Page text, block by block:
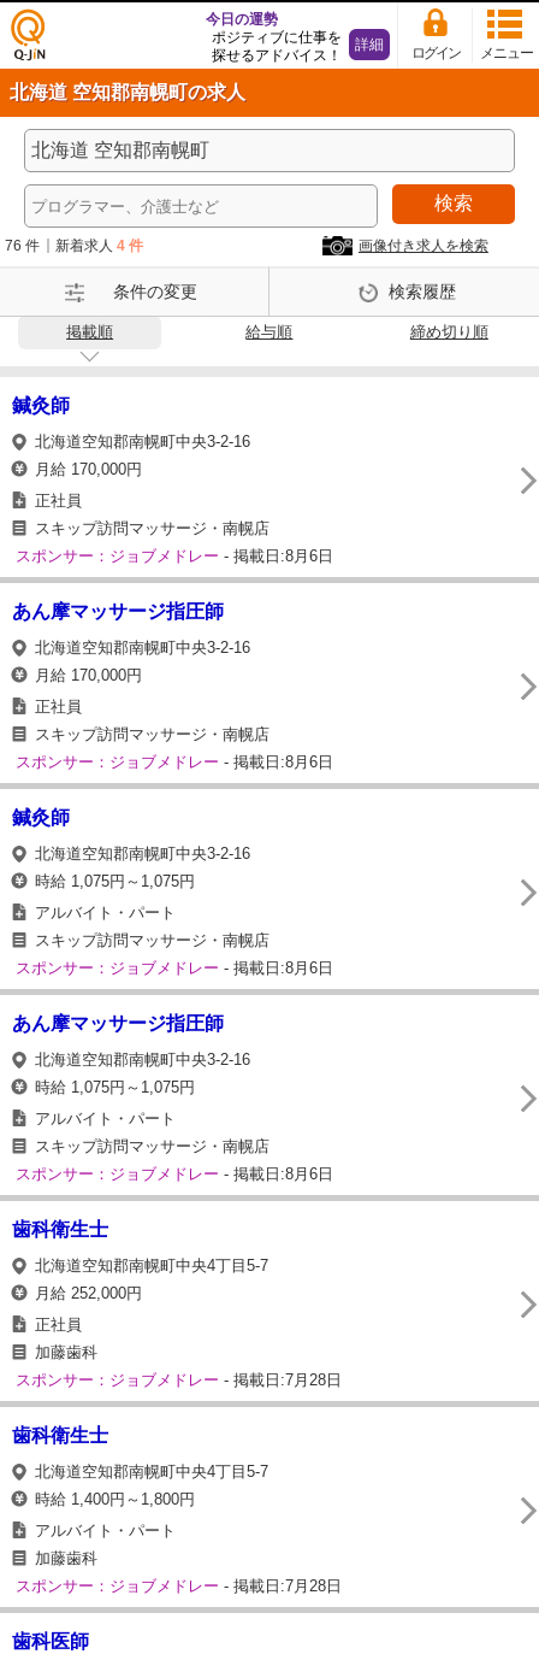
仕事
探し
の求
人サ
イト
Q-Ji
メニュー
ログイン
今日の運勢
ポジティブに仕事を
探せるアドバイス！
詳細
北海道 空知郡南幌町の求人
検索
76 件 新着求人 4 件 画像付き求人を検索
条件の変更 検索履歴
掲載順 給与順 締め切り順
鍼灸師
北海道空知郡南幌町中央3-2-16
月給 170,000円
正社員
スキップ訪問マッサージ・南幌店
スポンサー：ジョブメドレー - 掲載日:8月6日
あん摩マッサージ指圧師
北海道空知郡南幌町中央3-2-16
月給 170,000円
正社員
スキップ訪問マッサージ・南幌店
スポンサー：ジョブメドレー - 掲載日:8月6日
鍼灸師
北海道空知郡南幌町中央3-2-16
時給 1,075円～1,075円
アルバイト・パート
スキップ訪問マッサージ・南幌店
スポンサー：ジョブメドレー - 掲載日:8月6日
あん摩マッサージ指圧師
北海道空知郡南幌町中央3-2-16
時給 1,075円～1,075円
アルバイト・パート
スキップ訪問マッサージ・南幌店
スポンサー：ジョブメドレー - 掲載日:8月6日
歯科衛生士
北海道空知郡南幌町中央4丁目5-7
月給 252,000円
正社員
加藤歯科
スポンサー：ジョブメドレー - 掲載日:7月28日
歯科衛生士
北海道空知郡南幌町中央4丁目5-7
時給 1,400円～1,800円
アルバイト・パート
加藤歯科
スポンサー：ジョブメドレー - 掲載日:7月28日
歯科医師